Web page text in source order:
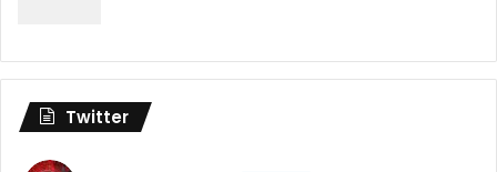
Twitter